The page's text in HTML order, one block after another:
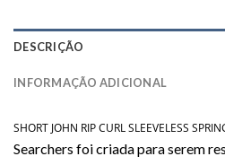
DESCRIÇÃO
INFORMAÇÃO ADICIONAL
SHORT JOHN RIP CURL SLEEVELESS
Searchers foi criada para serem